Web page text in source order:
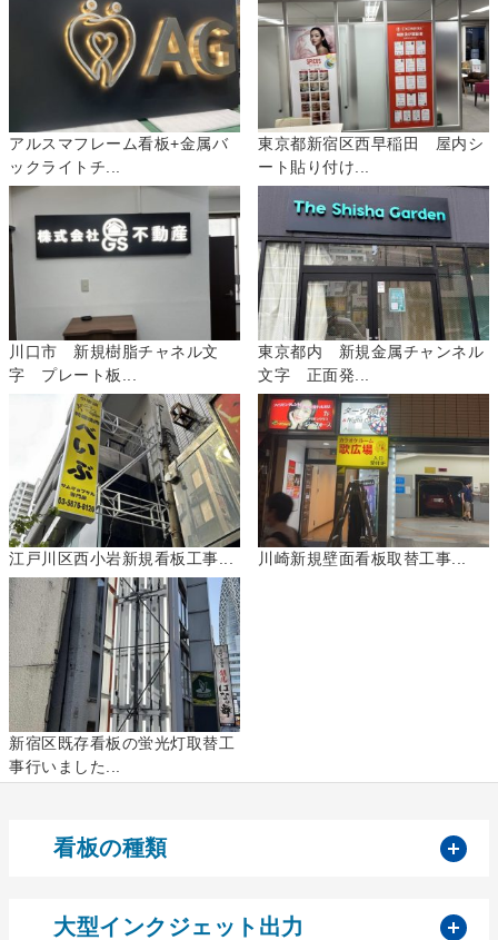
アルスマフレーム看板+金属バ
ックライトチ...
東京都新宿区西早稲田 屋内シ
ート貼り付け...
川口市 新規樹脂チャネル文
字 プレート板...
東京都内 新規金属チャンネル
文字 正面発...
江戸川区西小岩新規看板工事... 川崎新規壁面看板取替工事...
新宿区既存看板の蛍光灯取替工
事行いました...
看板の種類
大型インクジェット出力